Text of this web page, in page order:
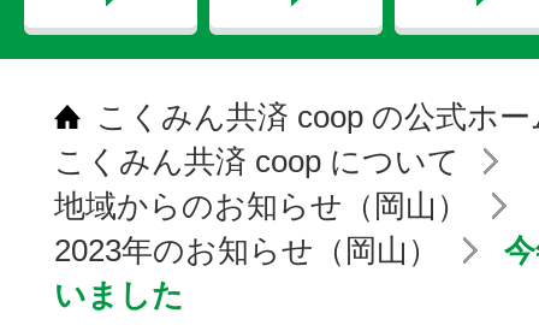
こくみん共済 coop の公式ホ
こくみん共済 coop について
地域からのお知らせ（岡山）
2023年のお知らせ（岡山）
いました